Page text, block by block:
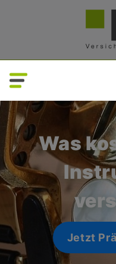
Was
Jetzt